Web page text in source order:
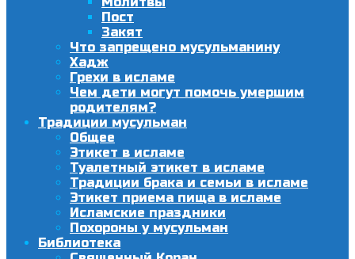
Пост
Закят
Что запрещено мусульманину
Хадж
Грехи в исламе
Чем дети могут помочь умершим
родителям?
Традиции мусульман
Общее
Этикет в исламе
Туалетный этикет в исламе
Традиции брака и семьи в исламе
Этикет приема пища в исламе
Исламские праздники
Похороны у мусульман
Библиотека